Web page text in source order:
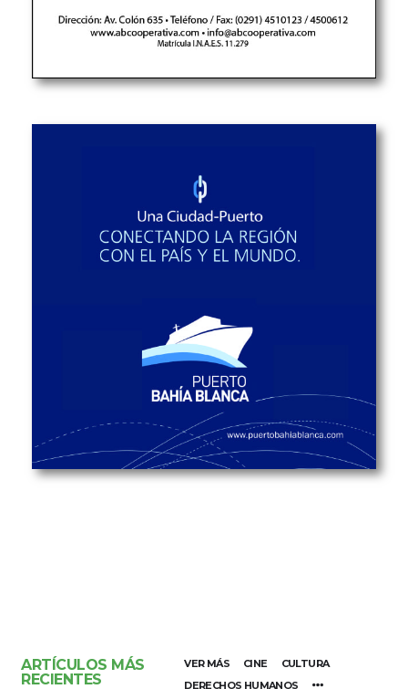
ARTÍCULOS MÁS
RECIENTES
VER MÁS CINE
CULTURA
DERECHOS HUMANOS